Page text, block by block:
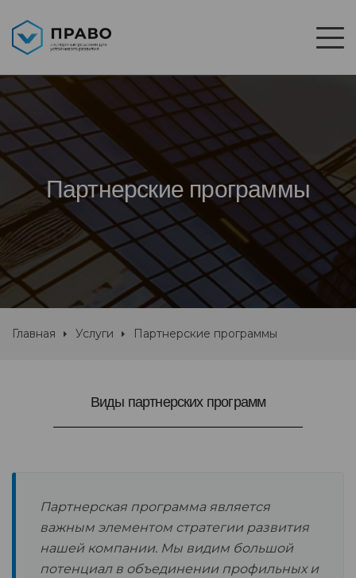
Партнерские программы
Главная Услуги Партнерские программы
Виды партнерских программ
Партнерская программа является
важным элементом стратегии развития
нашей компании. Мы видим большой
потенциал в объединении профильных и